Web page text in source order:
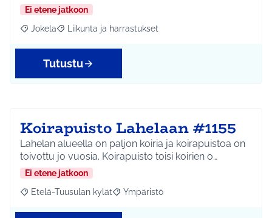
Ei etene jatkoon
Rajaa tulokset aihepiirin mukaan: Jokela
Jokela Rajaa tulokset teeman mukaan: Liikunta ja
Liikunta ja harrastukset
Tutustu
Koirapuisto Lahelaan #1155
Lahelan alueella on paljon koiria ja koirapuistoa on
toivottu jo vuosia. Koirapuisto toisi koirien o…
Ei etene jatkoon
Rajaa tulokset aihepiirin mukaan: Etelä-Tuusulan kylät
Etelä-Tuusulan kylät Rajaa tulokset teeman mukaan:
Ympäristö